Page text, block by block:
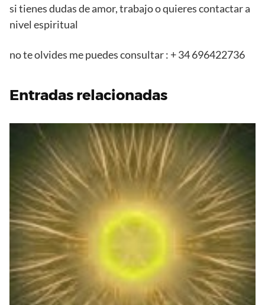
si tienes dudas de amor, trabajo o quieres contactar a
nivel espiritual
no te olvides me puedes consultar : + 34 696422736
Entradas relacionadas